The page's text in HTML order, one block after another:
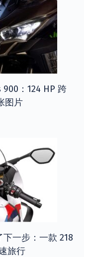
：124 HP 跨
图片
下一步：一款 218
旅行